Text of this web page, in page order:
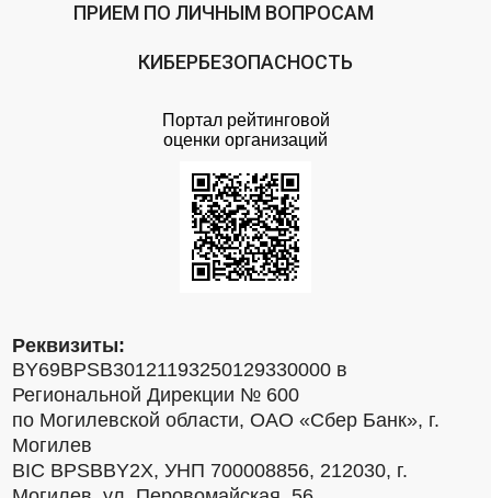
ПРИЕМ ПО ЛИЧНЫМ ВОПРОСАМ
КИБЕРБЕЗОПАСНОСТЬ
Портал рейтинговой
оценки организаций
Реквизиты:
BY69BPSB30121193250129330000 в
Региональной Дирекции № 600
по Могилевской области, ОАО «Сбер Банк», г.
Могилев
BIC BPSBBY2X, УНП 700008856, 212030, г.